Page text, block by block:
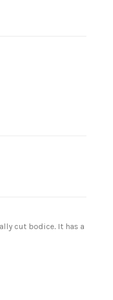
cut bodice. It has a